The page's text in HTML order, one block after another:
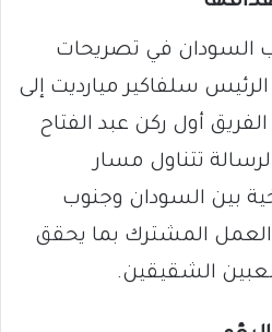
السودان في تصريحات
سلفاكير ميارديت إلى
أول ركن عبد الفتاح
تتناول مسار
بين السودان وجنوب
العمل المشترك بما يحقق
الشقيقين.